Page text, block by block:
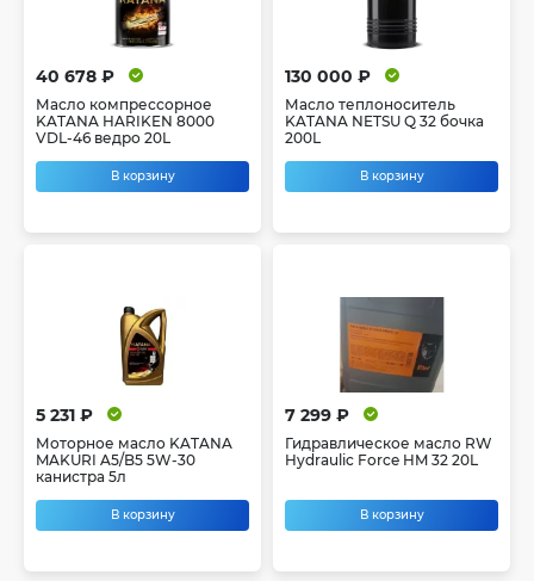
40 678 ₽
Масло компрессорное
KATANA HARIKEN 8000
VDL-46 ведро 20L
В корзину
130 000 ₽
Масло теплоноситель
KATANA NETSU Q 32 бочка
200L
В корзину
5 231 ₽
Моторное масло KATANA
MAKURI A5/B5 5W-30
канистра 5л
В корзину
7 299 ₽
Гидравлическое масло RW
Hydraulic Force HM 32 20L
В корзину